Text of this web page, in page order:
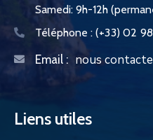
Samedi: 9h-12h
Téléphone : (+33) 02
Email : nous
Liens utiles